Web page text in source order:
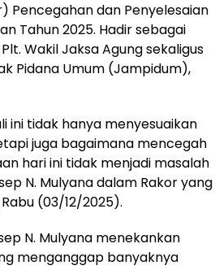
Pencegahan dan Penyelesaian
Tahun 2025. Hadir sebagai
Wakil Jaksa Agung sekaligus
Pidana Umum (Jampidum),
ini tidak hanya menyesuaikan
juga bagaimana mencegah
hari ini tidak menjadi masalah
N. Mulyana dalam Rakor yang
(03/12/2025).
N. Mulyana menekankan
menganggap banyaknya